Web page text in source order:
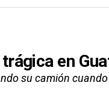
en
su camión